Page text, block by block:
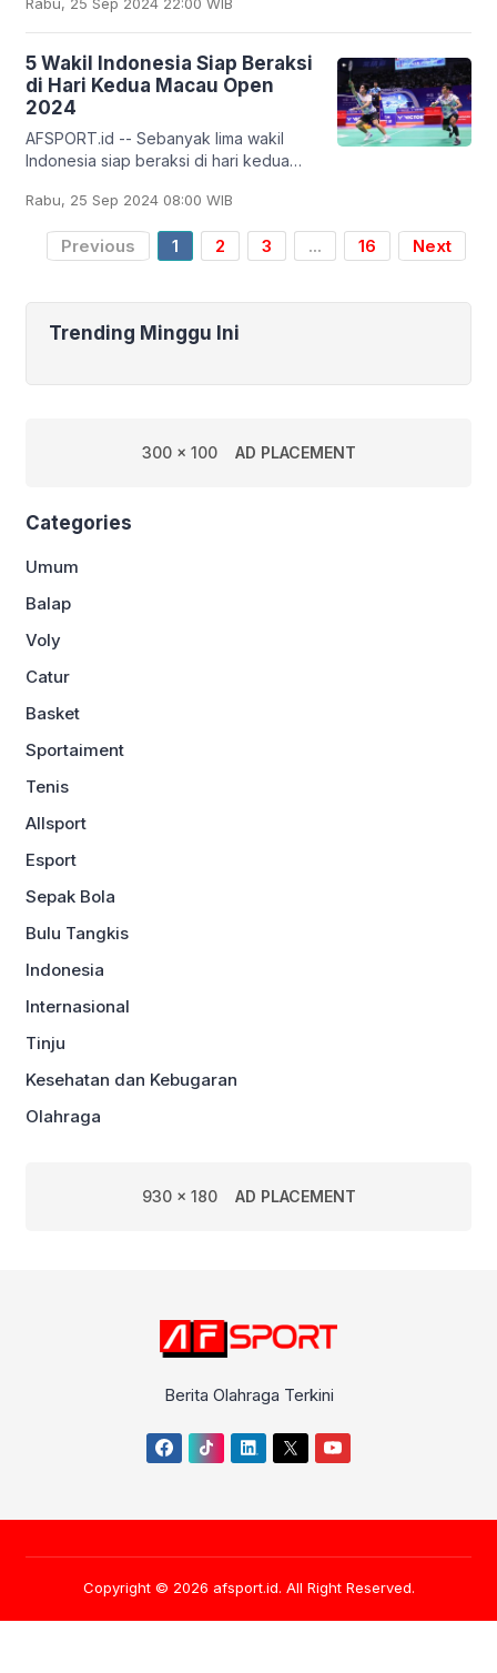
kualifikasi Piala Asia U-20 2025 di
Stadion Madya Gelora
5 Wakil Indonesia Siap Beraksi
di Hari Kedua Macau Open
2024
AFSPORT.id -- Sebanyak lima wakil
Indonesia siap beraksi di hari kedua
2024, pada Rabu (25/9) pagi ini mulai
pukul 09.00
Rabu, 25 Sep 2024 08:00 WIB
Previous 1 2 3 ... 16 Next
Trending Minggu Ini
300 x 100 AD PLACEMENT
Categories
Umum
Balap
Voly
Catur
Basket
Sportaiment
Tenis
Allsport
Esport
Sepak Bola
Bulu Tangkis
Indonesia
Internasional
Tinju
Kesehatan dan Kebugaran
Olahraga
930 x 180 AD PLACEMENT
Berita Olahraga Terkini
Copyright © 2026 afsport.id. All Right Reserved.